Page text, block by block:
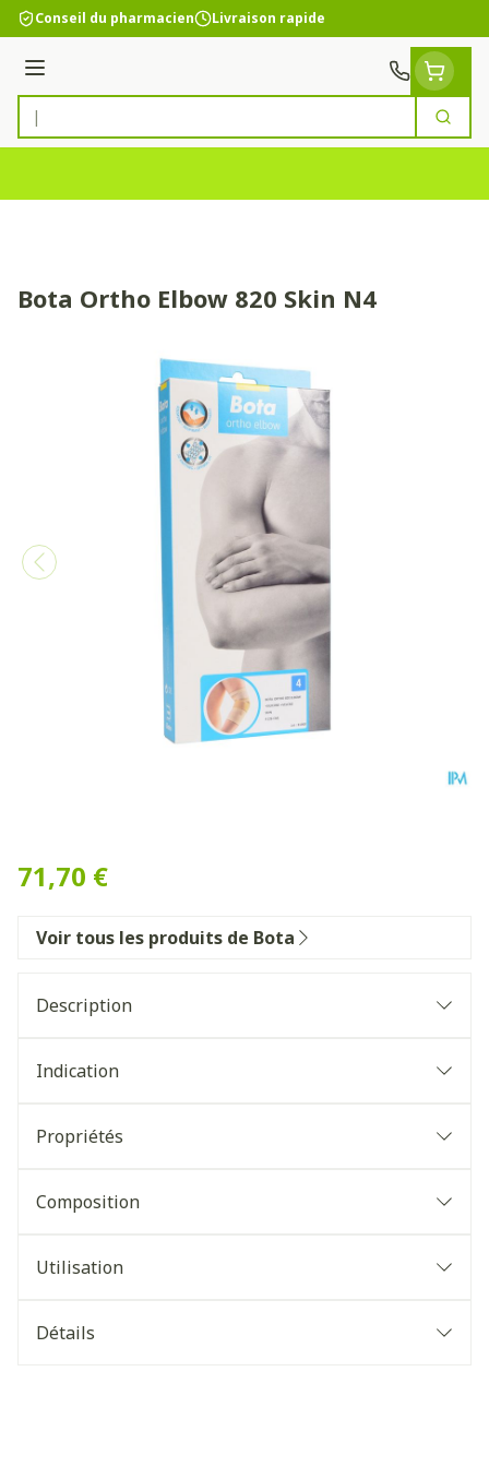
Aller au contenu
Conseil du pharmacien Livraison rapide
Menu
Rechercher
Bota Ortho Elbow 820 Skin N4
71,70 €
Voir tous les produits de Bota
Description
Indication
Propriétés
Composition
Utilisation
Détails